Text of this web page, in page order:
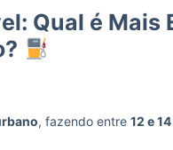
Qual é Mais
, fazendo entre 12 e